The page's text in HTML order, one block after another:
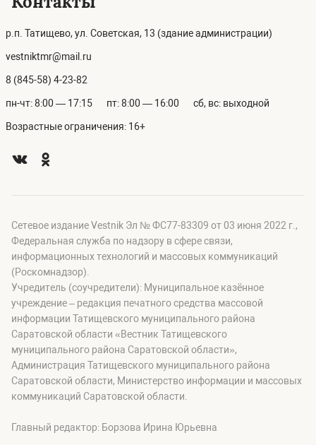
р.п. Татищево, ул. Советская, 13 (здание администрации)
vestniktmr@mail.ru
8 (845-58) 4-23-82
пн-чт: 8:00 — 17:15 пт: 8:00 — 16:00 сб, вс: выходной
Возрастные ограничения: 16+
Сетевое издание Vestnik Эл № ФС77-83309 от 03 июня 2022 г.,
Федеральная служба по надзору в сфере связи,
информационных технологий и массовых коммуникаций
(Роскомнадзор).
Учредитель (соучредители): Муниципальное казённое
учреждение – редакция печатного средства массовой
информации Татищевского муниципального района
Саратовской области «Вестник Татищевского
муниципального района Саратовской области»,
Администрация Татищевского муниципального района
Саратовской области, Министерство информации и массовых
коммуникаций Саратовской области.
Главный редактор: Борзова Ирина Юрьевна